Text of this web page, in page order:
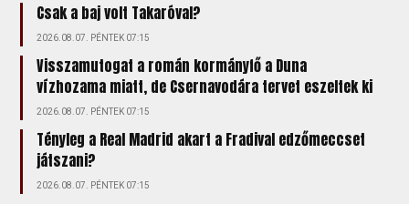
Csak a baj volt Takaróval?
2026.08.07. PÉNTEK 07:15
Visszamutogat a román kormányfő a Duna
vízhozama miatt, de Csernavodára tervet eszeltek ki
2026.08.07. PÉNTEK 07:15
Tényleg a Real Madrid akart a Fradival edzőmeccset
játszani?
2026.08.07. PÉNTEK 07:15